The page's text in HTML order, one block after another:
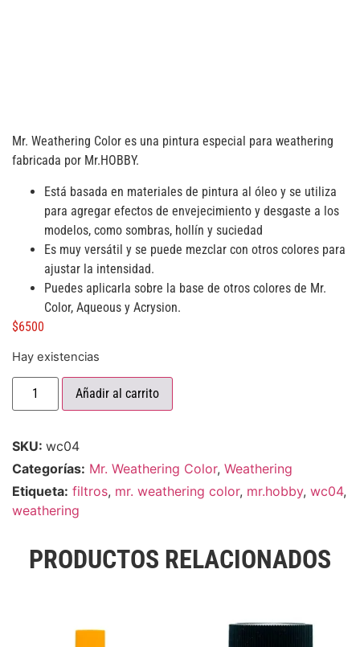
Mr. Weathering Color es una pintura especial para weathering
fabricada por Mr.HOBBY.
Está basada en materiales de pintura al óleo y se utiliza
para agregar efectos de envejecimiento y desgaste a los
modelos, como sombras, hollín y suciedad
Es muy versátil y se puede mezclar con otros colores para
ajustar la intensidad.
Puedes aplicarla sobre la base de otros colores de Mr.
Color, Aqueous y Acrysion.
$6500
Hay existencias
Añadir al carrito
SKU: wc04
Categorías: Mr. Weathering Color, Weathering
Etiqueta: filtros, mr. weathering color, mr.hobby, wc04,
weathering
PRODUCTOS RELACIONADOS